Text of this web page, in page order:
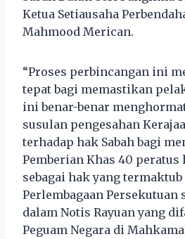
Ketua Setiausaha
Mahmood Merican.
“Proses perbincangan ini
tepat bagi memastikan
ini benar-benar
susulan pengesahan
terhadap hak Sabah bagi
Pemberian Khas 40
sebagai hak yang termaktub
Perlembagaan
dalam Notis Rayuan yang
Peguam Negara di